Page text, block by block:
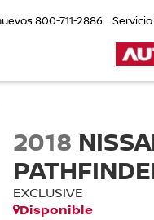
800-711-2886 Servicio
2018
EXCLUSIVE
Disponible